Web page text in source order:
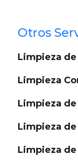
Otros
Limpieza
Limpieza
Limpieza
Limpieza
Limpieza